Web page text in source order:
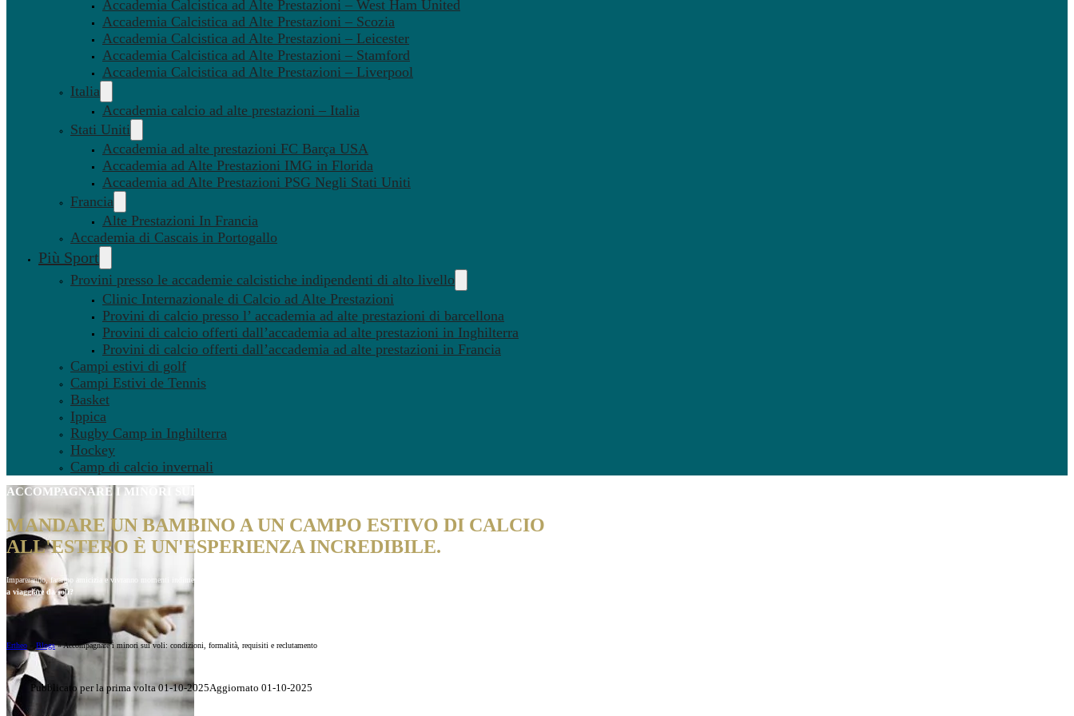
Accademia Calcistica ad Alte Prestazioni – West Ham United
Accademia Calcistica ad Alte Prestazioni – Scozia
Accademia Calcistica ad Alte Prestazioni – Leicester
Accademia Calcistica ad Alte Prestazioni – Stamford
Accademia Calcistica ad Alte Prestazioni – Liverpool
Italia
Accademia calcio ad alte prestazioni – Italia
Stati Uniti
Accademia ad alte prestazioni FC Barça USA
Accademia ad Alte Prestazioni IMG in Florida
Accademia ad Alte Prestazioni PSG Negli Stati Uniti
Francia
Alte Prestazioni In Francia
Accademia di Cascais in Portogallo
Più Sport
Provini presso le accademie calcistiche indipendenti di alto livello
Clinic Internazionale di Calcio ad Alte Prestazioni
Provini di calcio presso l’ accademia ad alte prestazioni di barcellona
Provini di calcio offerti dall’accademia ad alte prestazioni in Inghilterra
Provini di calcio offerti dall’accademia ad alte prestazioni in Francia
Campi estivi di golf
Campi Estivi de Tennis
Basket
Ippica
Rugby Camp in Inghilterra
Hockey
Camp di calcio invernali
ACCOMPAGNARE I MINORI SUI VOLI
MANDARE UN BAMBINO A UN CAMPO ESTIVO DI CALCIO
ALL'ESTERO È UN'ESPERIENZA INCREDIBILE.
Impareranno, faranno amicizia e vivranno momenti indimenticabili. Ma ovviamente, prima che arrivi l’avventura, c’è una domanda fondamentale che molti genitori si pongono:
a viaggiare da soli?
Ertheo Blogs»Accompagnare i minori sui voli: condizioni, formalità, requisiti e reclutamento
Pubblicato per la prima volta 01-10-2025Aggiornato 01-10-2025